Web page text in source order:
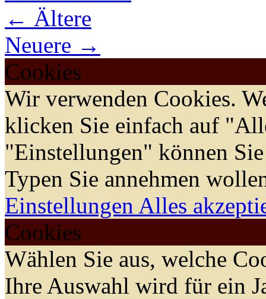
← Ältere
Neuere →
Cookies
Wir verwenden Cookies.
klicken Sie einfach auf
"Einstellungen" können
Typen Sie annehmen
Einstellungen Alles
Cookies
Wählen Sie aus, welche
Ihre Auswahl wird für ein